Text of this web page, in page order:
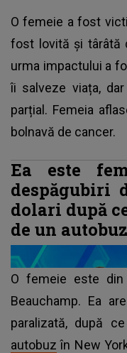
O femeie a fost
fost lovită și târâtă
urma impactului a
îi salveze viața,
parțial. Femeia
bolnavă de cancer.
Ea este
despăgubiri
dolari după
de un autobuz
O femeie este
Beauchamp. Ea
paralizată, după ce
autobuz în New